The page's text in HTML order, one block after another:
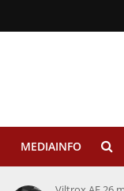
MEDIAINFO